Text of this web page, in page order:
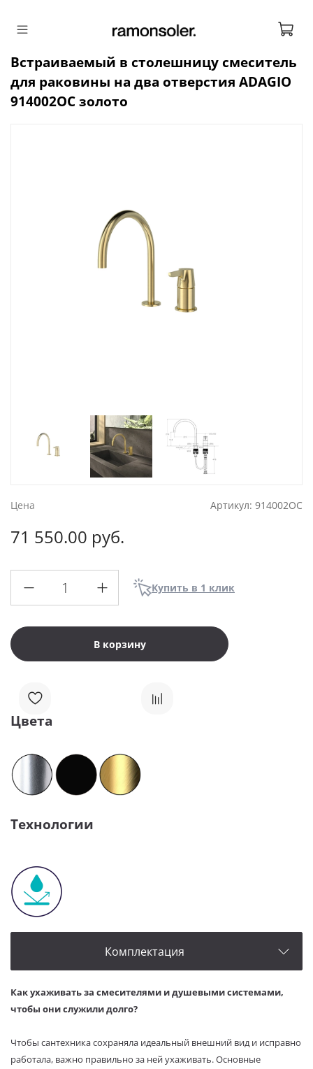
Цена Артикул: 914002OC
Встраиваемый в столешницу смеситель
для раковины на два отверстия ADAGIO
914002OC золото
71 550.00 руб.
В корзину
Купить в 1 клик
Цвета
Технологии
Комплектация
Как ухаживать за смесителями и душевыми системами,
чтобы они служили долго?
Чтобы сантехника сохраняла идеальный внешний вид и исправно
работала, важно правильно за ней ухаживать. Основные